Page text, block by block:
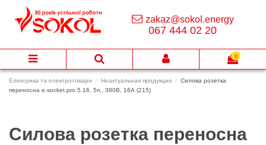
Електрика та електротовари Неактуальная продукция
Силова розетка
переносна e.socket.pro.5.16, 5п., 380В, 16А (215)
Силова розетка переносна
zakaz@sokol.energy
067 444 02 20
0